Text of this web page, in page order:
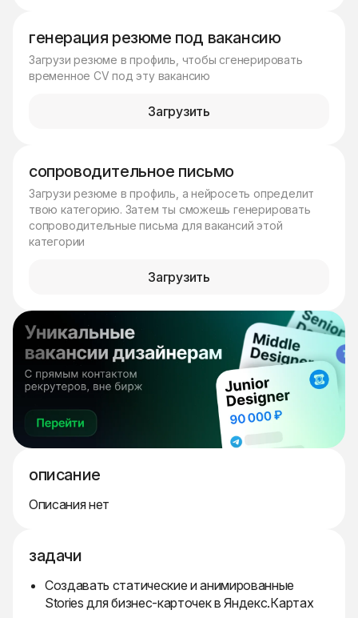
генерация резюме под вакансию
Загрузи резюме в профиль, чтобы сгенерировать
временное CV под эту вакансию
Загрузить
сопроводительное письмо
Загрузи резюме в профиль, а нейросеть определит
твою категорию. Затем ты сможешь генерировать
сопроводительные письма для вакансий этой
категории
Загрузить
описание
Описания нет
задачи
Создавать статические и анимированные
Stories для бизнес-карточек в Яндекс.Картах